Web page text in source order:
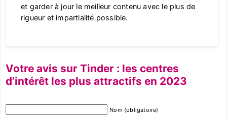
et garder à jour le meilleur contenu avec le plus de
rigueur et impartialité possible.
Votre avis sur Tinder : les centres
d’intérêt les plus attractifs en 2023
Nom (obligatoire)